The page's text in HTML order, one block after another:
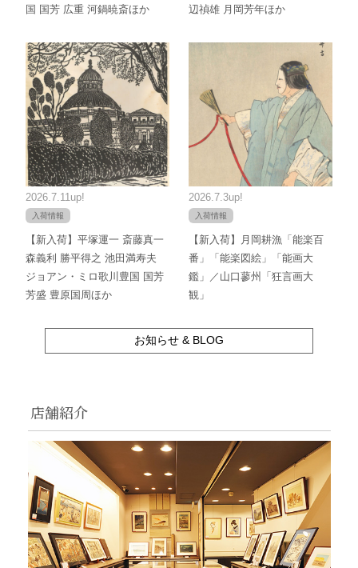
国 国芳 広重 河鍋暁斎ほか
辺禎雄 月岡芳年ほか
2026.7.11up!
入荷情報
【新入荷】平塚運一 斎藤真一
森義利 勝平得之 池田満寿夫
ジョアン・ミロ歌川豊国 国芳
芳盛 豊原国周ほか
2026.7.3up!
入荷情報
【新入荷】月岡耕漁「能楽百
番」「能楽図絵」「能画大
鑑」／山口蓼州「狂言画大
観」
お知らせ & BLOG
店舗紹介